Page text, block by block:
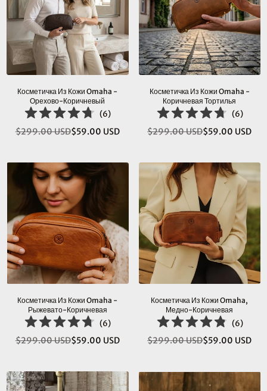
Косметичка Из Кожи Omaha -
Орехово-Коричневый
(6)
Обычная
$299.00 USD$59.00 USD
Косметичка Из Кожи Omaha -
Коричневая Тортилья
(6)
Обычная
$299.00 USD$59.00 USD
Косметичка Из Кожи Omaha -
Рыжевато-Коричневая
(6)
Обычная
$299.00 USD$59.00 USD
Косметичка Из Кожи Omaha,
Медно-Коричневая
(6)
Обычная
$299.00 USD$59.00 USD